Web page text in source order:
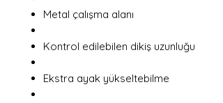
Metal çalışma alanı
Kontrol edilebilen dikiş uzunluğu
Ekstra ayak yükseltebilme